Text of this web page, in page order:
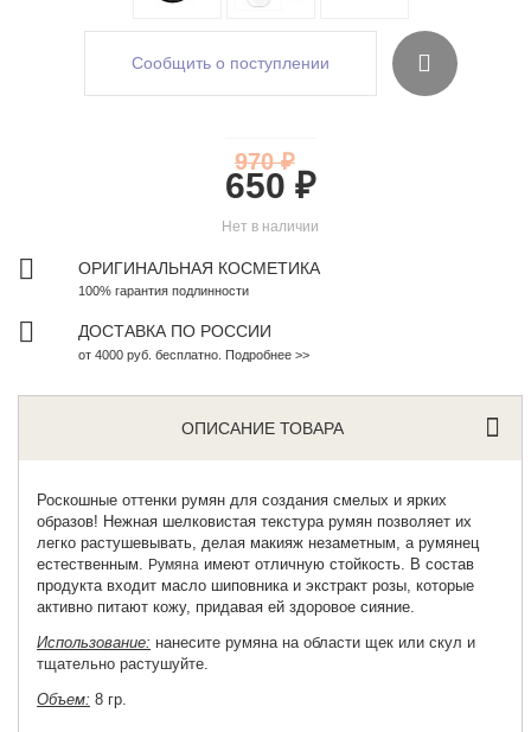
Сообщить о поступлении
Нет в наличии
650 ₽
970 ₽
ОРИГИНАЛЬНАЯ КОСМЕТИКА
100% гарантия подлинности
ДОСТАВКА ПО РОССИИ
от 4000 руб. бесплатно. Подробнее >>
ОПИСАНИЕ ТОВАРА
Роскошные оттенки румян для создания смелых и ярких
образов! Нежная шелковистая текстура румян позволяет их
легко растушевывать, делая макияж незаметным, а румянец
естественным.
Румяна имеют отличную стойкость. В состав
продукта входит масло шиповника и экстракт розы, которые
активно питают кожу, придавая ей здоровое сияние.
Использование: нанесите румяна на области щек или скул и
тщательно растушуйте.
Объем: 8 гр.